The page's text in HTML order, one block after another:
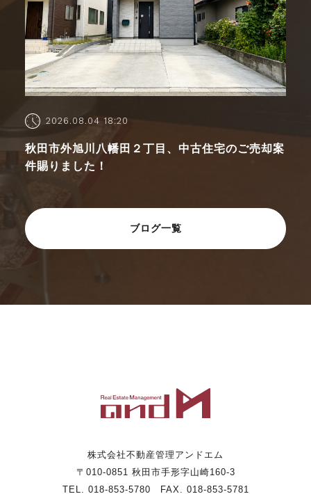
2026.08.04 18:20
秋田市外旭川八幡田２丁目、中古住宅のご売却案
件賜りました！
ブログ一覧
株式会社不動産管理アンドエム
〒010-0851 秋田市手形字山崎160-3
TEL. 018-853-5780 FAX. 018-853-5781